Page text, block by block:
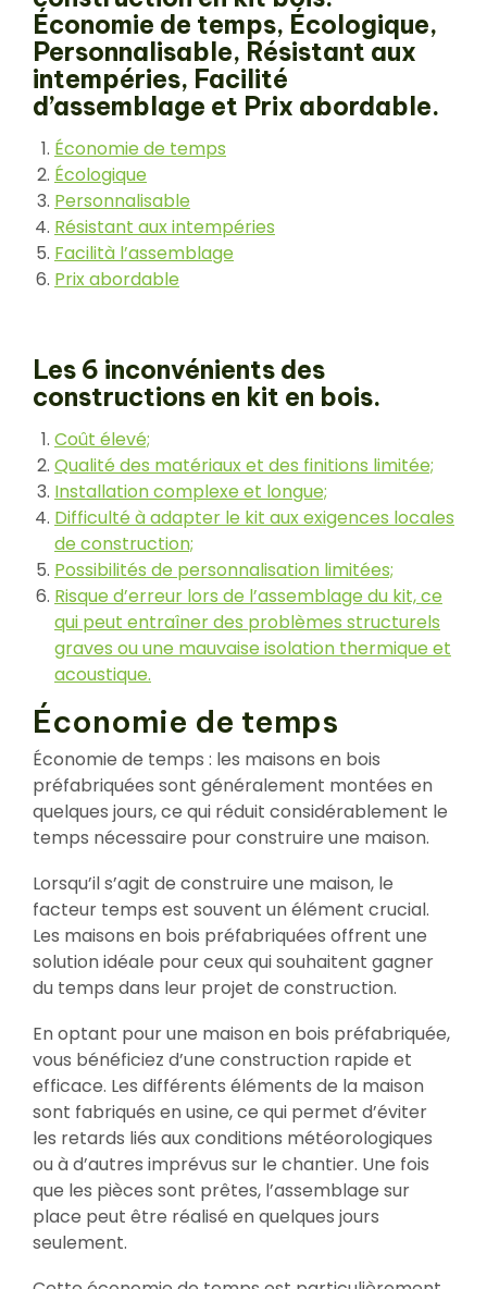
Économie de temps, Écologique,
Personnalisable, Résistant aux
intempéries, Facilité
d’assemblage et Prix abordable.
Économie de temps
Écologique
Personnalisable
Résistant aux intempéries
Facilità l’assemblage
Prix abordable
Les 6 inconvénients des
constructions en kit en bois.
Coût élevé;
Qualité des matériaux et des finitions limitée;
Installation complexe et longue;
Difficulté à adapter le kit aux exigences locales
de construction;
Possibilités de personnalisation limitées;
Risque d’erreur lors de l’assemblage du kit, ce
qui peut entraîner des problèmes structurels
graves ou une mauvaise isolation thermique et
acoustique.
Économie de temps
Économie de temps : les maisons en bois
préfabriquées sont généralement montées en
quelques jours, ce qui réduit considérablement le
temps nécessaire pour construire une maison.
Lorsqu’il s’agit de construire une maison, le
facteur temps est souvent un élément crucial.
Les maisons en bois préfabriquées offrent une
solution idéale pour ceux qui souhaitent gagner
du temps dans leur projet de construction.
En optant pour une maison en bois préfabriquée,
vous bénéficiez d’une construction rapide et
efficace. Les différents éléments de la maison
sont fabriqués en usine, ce qui permet d’éviter
les retards liés aux conditions météorologiques
ou à d’autres imprévus sur le chantier. Une fois
que les pièces sont prêtes, l’assemblage sur
place peut être réalisé en quelques jours
seulement.